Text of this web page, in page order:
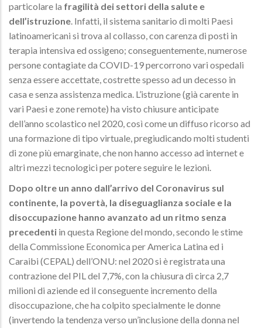
particolare la fragilità dei settori della salute e
dell’istruzione. Infatti, il sistema sanitario di molti Paesi
latinoamericani si trova al collasso, con carenza di posti in
terapia intensiva ed ossigeno; conseguentemente, numerose
persone contagiate da COVID-19 percorrono vari ospedali
senza essere accettate, costrette spesso ad un decesso in
casa e senza assistenza medica. L’istruzione (già carente in
vari Paesi e zone remote) ha visto chiusure anticipate
dell’anno scolastico nel 2020, così come un diffuso ricorso ad
una formazione di tipo virtuale, pregiudicando molti studenti
di zone più emarginate, che non hanno accesso ad internet e
altri mezzi tecnologici per potere seguire le lezioni.
Dopo oltre un anno dall’arrivo del Coronavirus sul
continente, la povertà, la diseguaglianza sociale e la
disoccupazione hanno avanzato ad un ritmo senza
precedenti in questa Regione del mondo, secondo le stime
della Commissione Economica per America Latina ed i
Caraibi (CEPAL) dell’ONU: nel 2020 si è registrata una
contrazione del PIL del 7,7%, con la chiusura di circa 2,7
milioni di aziende ed il conseguente incremento della
disoccupazione, che ha colpito specialmente le donne
(invertendo la tendenza verso un’inclusione della donna nel